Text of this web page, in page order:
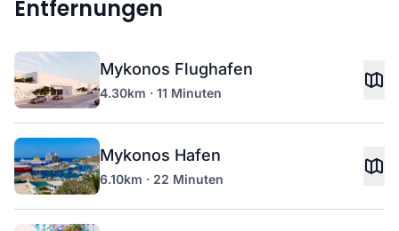
Entfernungen
Mykonos Flughafen
4.30km · 11 Minuten
Mykonos Hafen
6.10km · 22 Minuten